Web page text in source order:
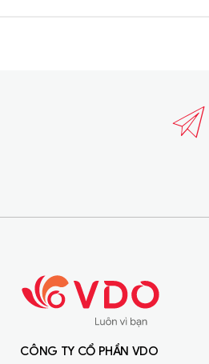
CÔNG TY CỔ PHẦN VDO